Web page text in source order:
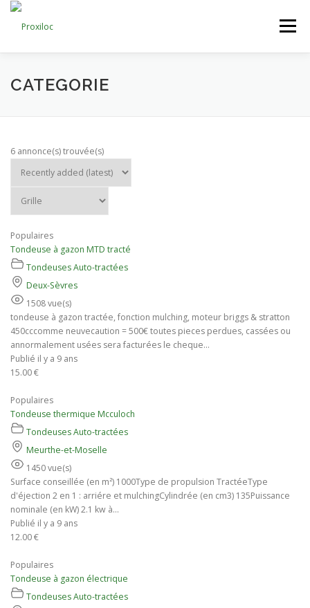
Aller
contenu
Menu
CATEGORIES AJOUTER UNE ANNONCE
CATEGORIE
6 annonce(s) trouvée(s)
Populaires
Tondeuse à gazon MTD tracté
Tondeuses Auto-tractées
Deux-Sèvres
1508 vue(s)
tondeuse à gazon tractée, fonction mulching, moteur briggs & stratton
450cccomme neuvecaution = 500€ toutes pieces perdues, cassées ou
annormalement usées sera facturées le cheque...
Publié il y a 9 ans
15.00 €
Populaires
Tondeuse thermique Mcculoch
Tondeuses Auto-tractées
Meurthe-et-Moselle
1450 vue(s)
Surface conseillée (en m²) 1000Type de propulsion TractéeType
d'éjection 2 en 1 : arriére et mulchingCylindrée (en cm3) 135Puissance
nominale (en kW) 2.1 kw à...
Publié il y a 9 ans
12.00 €
Populaires
Tondeuse à gazon électrique
Tondeuses Auto-tractées